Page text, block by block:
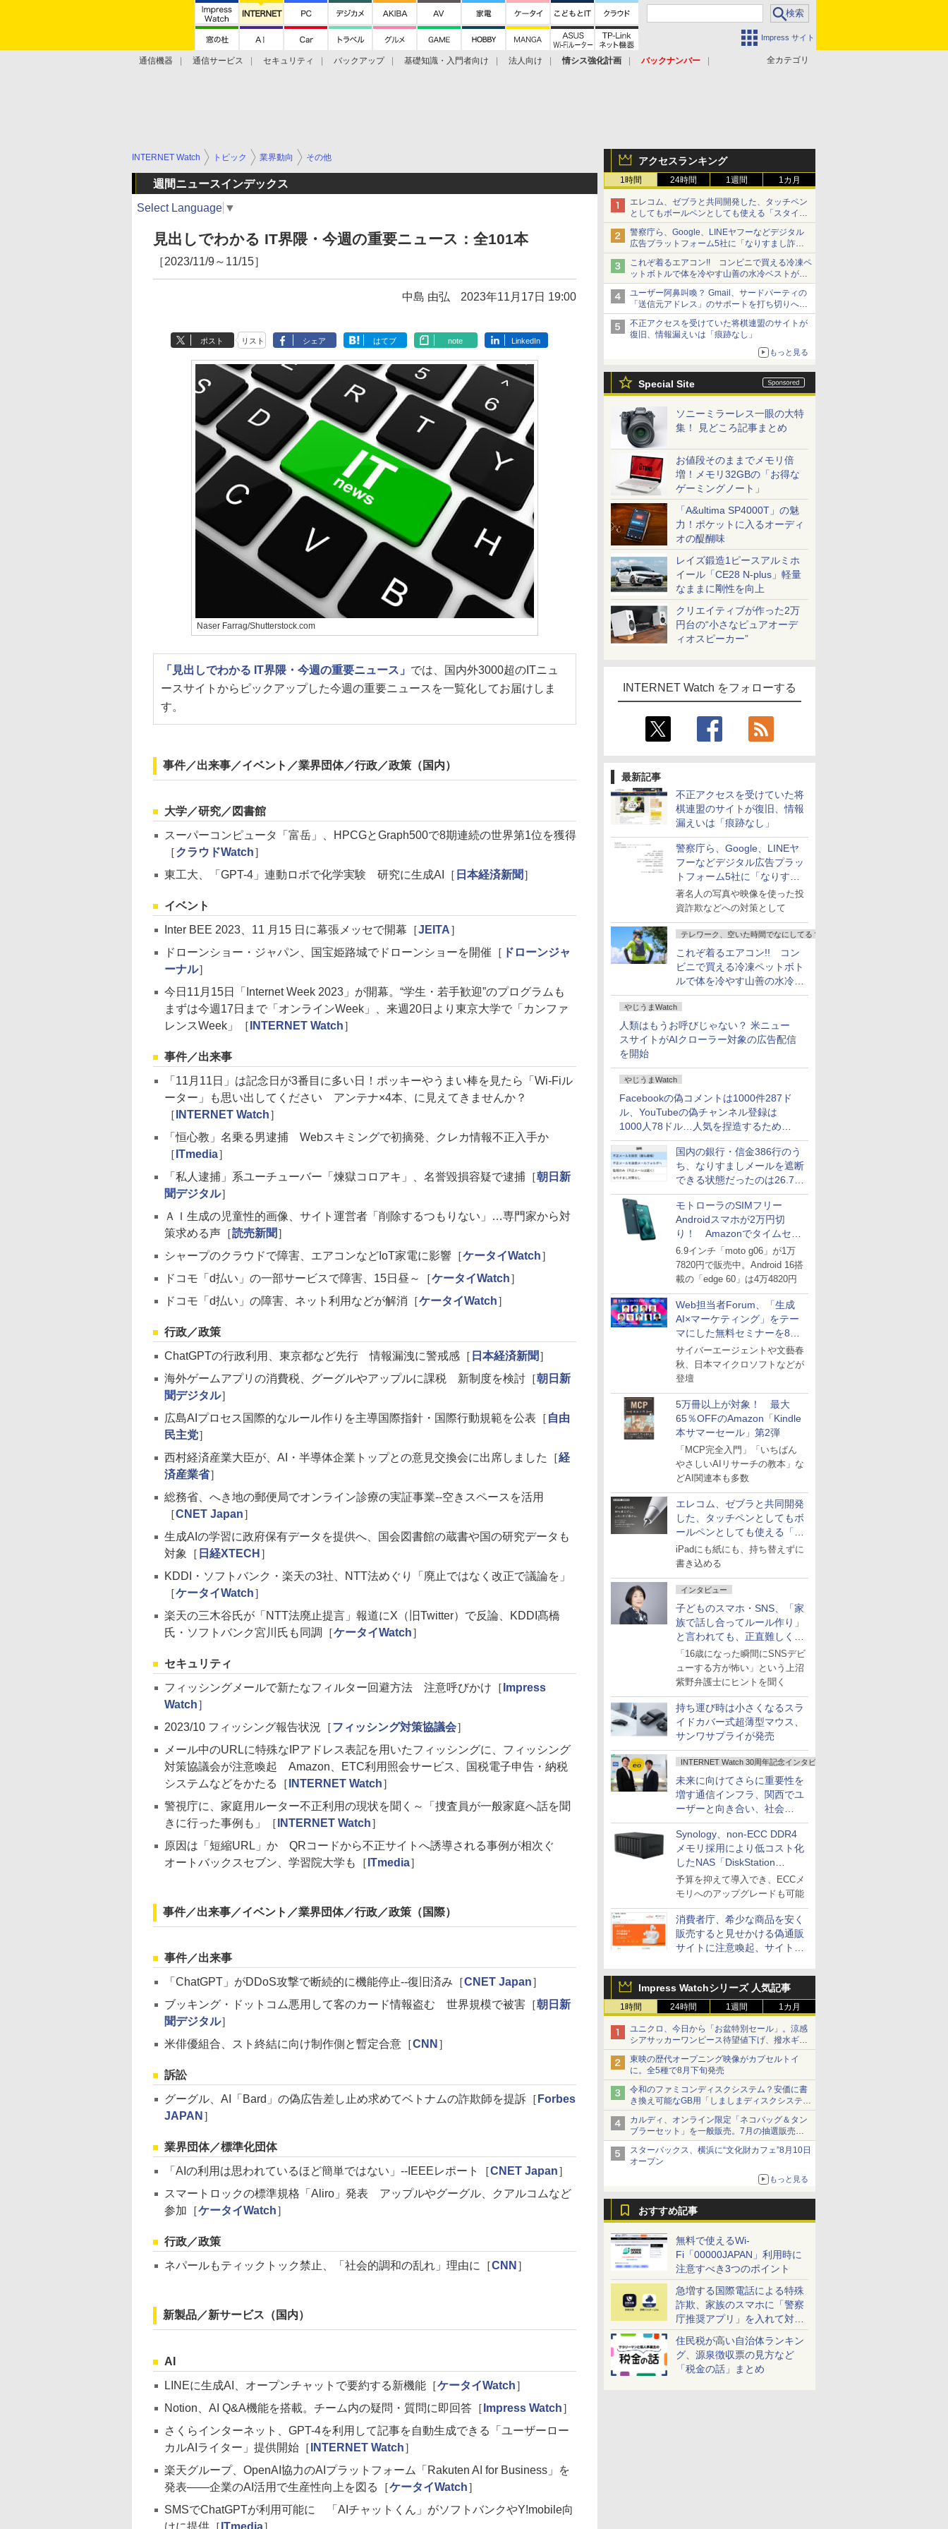
Impress サイト
全カテゴリ
通信機器 通信サービス セキュリティ バックアップ 基礎知識・入門者向け 法人向け 情シス強化計画
バックナンバー
アクセスランキング
1時間 24時間 1週間 1カ月
エレコム、ゼブラと共同開発した、タッチペン
としてもボールペンとしても使える「スタイラ
スツーウェイ」発売 iPadにも紙にも、持ち替
えずに書き込める
警察庁ら、Google、LINEヤフーなどデジタル
広告プラットフォーム5社に「なりすまし詐欺
広告」対策強化を要請 著名人の写真や映像を
使った投資詐欺などへの対策として
これぞ着るエアコン!! コンビニで買える冷凍ペ
ットボトルで体を冷やす山善の水冷ベストがロ
ードバイクにちょうどいい【ぼっち・ざ・ろー
ど！その14】【空いた時間でなにしてる？】
ユーザー阿鼻叫喚？ Gmail、サードパーティの
「送信元アドレス」のサポートを打ち切りへ
【やじうまWatch】
不正アクセスを受けていた将棋連盟のサイトが
復旧、情報漏えいは「痕跡なし」
もっと見る
Special Site
ソニーミラーレス一眼の大特
集！ 見どころ記事まとめ
お値段そのままでメモリ倍
増！メモリ32GBの「お得な
ゲーミングノート」
「A&ultima SP4000T」の魅
力！ポケットに入るオーディ
オの醍醐味
レイズ鍛造1ピースアルミホ
イール「CE28 N-plus」軽量
なままに剛性を向上
クリエイティブが作った2万
円台の“小さなピュアオーデ
ィオスピーカー”
INTERNET Watch をフォローする
最新記事
不正アクセスを受けていた将
棋連盟のサイトが復旧、情報
漏えいは「痕跡なし」
警察庁ら、Google、LINEヤ
フーなどデジタル広告プラッ
トフォーム5社に「なりすま
し詐欺広告」対策強化を要請
著名人の写真や映像を使った投
資詐欺などへの対策として
テレワーク、空いた時間でなにしてる？
これぞ着るエアコン!! コン
ビニで買える冷凍ペットボト
ルで体を冷やす山善の水冷ベ
ストがロードバイクにちょう
どいい【ぼっち・ざ・ろー
ど！その14】
やじうまWatch
人類はもうお呼びじゃない？ 米ニュー
スサイトがAIクローラー対象の広告配信
を開始
やじうまWatch
Facebookの偽コメントは1000件287ド
ル、YouTubeの偽チャンネル登録は
1000人78ドル…人気を捏造するための
価格リストが公開中
国内の銀行・信金386行のう
ち、なりすましメールを遮断
できる状態だったのは26.7％
にとどまる～GMOブランド
セキュリティ調査
モトローラのSIMフリー
Androidスマホが2万円切
り！ Amazonでタイムセー
ル
6.9インチ「moto g06」が1万
7820円で販売中。Android 16搭
載の「edge 60」は4万4820円
Web担当者Forum、「生成
AI×マーケティング」をテー
マにした無料セミナーを8月
27日にオンライン開催
サイバーエージェントや文藝春
秋、日本マイクロソフトなどが
登壇
5万冊以上が対象！ 最大
65％OFFのAmazon「Kindle
本サマーセール」第2弾
「MCP完全入門」「いちばん
やさしいAIリサーチの教本」な
どAI関連本も多数
エレコム、ゼブラと共同開発
した、タッチペンとしてもボ
ールペンとしても使える「ス
タイラスツーウェイ」発売
iPadにも紙にも、持ち替えずに
書き込める
インタビュー
子どものスマホ・SNS、「家
族で話し合ってルール作り」
と言われても、正直難しくな
いですか？
「16歳になった瞬間にSNSデビ
ューする方が怖い」という上沼
紫野弁護士にヒントを聞く
持ち運び時は小さくなるスラ
イドカバー式超薄型マウス、
サンワサプライが発売
INTERNET Watch 30周年記念インタビュー
未来に向けてさらに重要性を
増す通信インフラ、関西でユ
ーザーと向き合い、社会
の“あたらしい”を起動し続け
る～オプテージ
Synology、non-ECC DDR4
メモリ採用により低コスト化
したNAS「DiskStation
neo+」シリーズ
予算を抑えて導入でき、ECCメ
モリへのアップグレードも可能
消費者庁、希少な商品を安く
販売すると見せかける偽通販
サイトに注意喚起、サイト名
Impress Watchシリーズ 人気記事
1時間 24時間 1週間 1カ月
ユニクロ、今日から「お盆特別セール」。涼感
シアサッカーワンピース待望値下げ、撥水ギア
ショーツは1990円に
東映の歴代オープニング映像がカプセルトイ
に。全5種で8月下旬発売
令和のファミコンディスクシステム？安価に書
き換え可能なGB用「しましまディスクシステ
ム」
カルディ、オンライン限定「ネコバッグ＆タン
ブラーセット」を一般販売。7月の抽選販売の
当選無効分
スターバックス、横浜に“文化財カフェ”8月10日
オープン
もっと見る
おすすめ記事
無料で使えるWi-
Fi「00000JAPAN」利用時に
注意すべき3つのポイント
急増する国際電話による特殊
詐欺、家族のスマホに「警察
庁推奨アプリ」を入れて対策
しよう！
住民税が高い自治体ランキン
グ、源泉徴収票の見方など
「税金の話」まとめ
INTERNET Watch トピック 業界動向 その他
週間ニュースインデックス
Select Language ▼
見出しでわかる IT界隈・今週の重要ニュース：全101本
［2023/11/9～11/15］
中島 由弘 2023年11月17日 19:00
ポスト リスト シェア はてブ note LinkedIn
Naser Farrag/Shutterstock.com
「見出しでわかる IT界隈・今週の重要ニュース」 では、国内外3000超のITニュ
ースサイトからピックアップした今週の重要ニュースを一覧化してお届けしま
す。
事件／出来事／イベント／業界団体／行政／政策（国内）
大学／研究／図書館
スーパーコンピュータ「富岳」、HPCGとGraph500で8期連続の世界第1位を獲得
［クラウドWatch］
東工大、「GPT-4」連動ロボで化学実験 研究に生成AI［ 日本経済新聞 ］
イベント
Inter BEE 2023、11 月15 日に幕張メッセで開幕［JEITA］
ドローンショー・ジャパン、国宝姫路城でドローンショーを開催［ ドローンジャ
ーナル］
今日11月15日「Internet Week 2023」が開幕。“学生・若手歓迎”のプログラムも
まずは今週17日まで「オンラインWeek」、来週20日より東京大学で「カンファ
レンスWeek」［ INTERNET Watch］
事件／出来事
「11月11日」は記念日が3番目に多い日！ポッキーやうまい棒を見たら「Wi-Fiル
ーター」も思い出してください アンテナ×4本、に見えてきませんか？
［ INTERNET Watch］
「恒心教」名乗る男逮捕 Webスキミングで初摘発、クレカ情報不正入手か
［ ITmedia］
「私人逮捕」系ユーチューバー「煉獄コロアキ」、名誉毀損容疑で逮捕［朝日新
聞デジタル］
ＡＩ生成の児童性的画像、サイト運営者「削除するつもりない」…専門家から対
策求める声［読売新聞 ］
シャープのクラウドで障害、エアコンなどIoT家電に影響［ケータイWatch］
ドコモ「d払い」の一部サービスで障害、15日昼～［ケータイWatch］
ドコモ「d払い」の障害、ネット利用などが解消［ケータイWatch］
行政／政策
ChatGPTの行政利用、東京都など先行 情報漏洩に警戒感［ 日本経済新聞 ］
海外ゲームアプリの消費税、グーグルやアップルに課税 新制度を検討［朝日新
聞デジタル］
広島AIプロセス国際的なルール作りを主導国際指針・国際行動規範を公表［ 自由
民主党］
西村経済産業大臣が、AI・半導体企業トップとの意見交換会に出席しました［経
済産業省］
総務省、へき地の郵便局でオンライン診療の実証事業--空きスペースを活用
［CNET Japan］
生成AIの学習に政府保有データを提供へ、国会図書館の蔵書や国の研究データも
対象［ 日経XTECH ］
KDDI・ソフトバンク・楽天の3社、NTT法めぐり「廃止ではなく改正で議論を」
［ケータイWatch］
楽天の三木谷氏が「NTT法廃止提言」報道にX（旧Twitter）で反論、KDDI髙橋
氏・ソフトバンク宮川氏も同調［ケータイWatch］
セキュリティ
フィッシングメールで新たなフィルター回避方法 注意呼びかけ［ Impress
Watch］
2023/10 フィッシング報告状況［フィッシング対策協議会］
メール中のURLに特殊なIPアドレス表記を用いたフィッシングに、フィッシング
対策協議会が注意喚起 Amazon、ETC利用照会サービス、国税電子申告・納税
システムなどをかたる［ INTERNET Watch］
警視庁に、家庭用ルーター不正利用の現状を聞く～「捜査員が一般家庭へ話を聞
きに行った事例も」［ INTERNET Watch］
原因は「短縮URL」か QRコードから不正サイトへ誘導される事例が相次ぐ
オートバックスセブン、学習院大学も［ ITmedia］
事件／出来事／イベント／業界団体／行政／政策（国際）
事件／出来事
「ChatGPT」がDDoS攻撃で断続的に機能停止--復旧済み［CNET Japan］
ブッキング・ドットコム悪用して客のカード情報盗む 世界規模で被害［朝日新
聞デジタル］
米俳優組合、スト終結に向け制作側と暫定合意［CNN ］
訴訟
グーグル、AI「Bard」の偽広告差し止め求めてベトナムの詐欺師を提訴［ Forbes
JAPAN ］
業界団体／標準化団体
「AIの利用は思われているほど簡単ではない」--IEEEレポート［CNET Japan］
スマートロックの標準規格「Aliro」発表 アップルやグーグル、クアルコムなど
参加［ケータイWatch］
行政／政策
ネパールもティックトック禁止、「社会的調和の乱れ」理由に［CNN ］
新製品／新サービス（国内）
AI
LINEに生成AI、オープンチャットで要約する新機能［ケータイWatch］
Notion、AI Q&A機能を搭載。チーム内の疑問・質問に即回答［ Impress Watch］
さくらインターネット、GPT-4を利用して記事を自動生成できる「ユーザーロー
カルAIライター」提供開始［ INTERNET Watch］
楽天グループ、OpenAI協力のAIプラットフォーム「Rakuten AI for Business」を
発表――企業のAI活用で生産性向上を図る［ケータイWatch］
SMSでChatGPTが利用可能に 「AIチャットくん」がソフトバンクやY!mobile向
けに提供［ ITmedia］